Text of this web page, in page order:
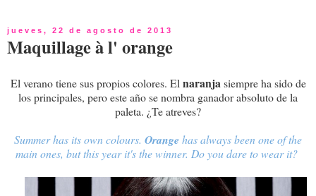
jueves, 22 de agosto de 2013
Maquillage à l' orange
El verano tiene sus propios colores. El naranjasiempre ha sido de
los principales, pero este año se nombra ganador absoluto de la
paleta. ¿Te atreves?
Summer has its own colours. Orangehas always been one of the
main ones, but this year it's the winner. Do you dare to wear it?